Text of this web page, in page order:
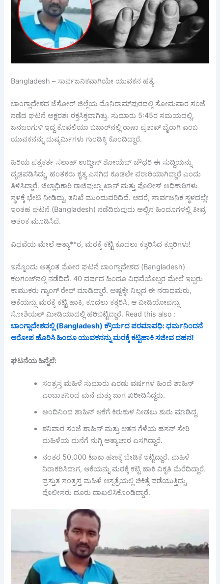
Bangladesh – ಸಾರ್ವಜನಿಕವಾಗಿಯೇ ಯುವಕನ ಹತ್ಯೆ
ಬಾಂಗ್ಲಾದೇಶದ ಜೆಸೋರ್ ಜಿಲ್ಲೆಯ ಮೊನಿರಾಮ್‌ಪುರದಲ್ಲಿ ಸೋಮವಾರ ಸಂಜೆ
ನಡೆದ ಘಟನೆ ಅಕ್ಷರಶಃ ರಕ್ತಸಿಕ್ತವಾಗಿತ್ತು. ಸುಮಾರು 5:45ರ ಸಮಯದಲ್ಲಿ,
ಜನಜಂಗುಳಿ ಇದ್ದ ಕೊಪಲಿಯಾ ಬಜಾರ್‌ನಲ್ಲಿ ರಾಣಾ ಪ್ರತಾಪ್ ಬೈರಾಗಿ ಎಂಬ
ಯುವಕನನ್ನು ದುಷ್ಕರ್ಮಿಗಳು ಗುಂಡಿಕ್ಕಿ ಕೊಂದಿದ್ದಾರೆ.
ಹಿರಿಯ ಪತ್ರಕರ್ತ ಸಲಾಹ್ ಉದ್ದೀನ್ ಶೋಯೆಬ್ ಚೌಧರಿ ಈ ಸುದ್ದಿಯನ್ನು
ದೃಢಪಡಿಸಿದ್ದು, ಹಂತಕರು ಕೃತ್ಯ ಎಸಗಿದ ಕೂಡಲೇ ಪರಾರಿಯಾಗಿದ್ದಾರೆ ಎಂದು
ತಿಳಿಸಿದ್ದಾರೆ. ಜಿಲ್ಲಾಧಿಕಾರಿ ರಾಜಿವುಲ್ಲಾ ಖಾನ್ ಮತ್ತು ಪೊಲೀಸ್ ಅಧಿಕಾರಿಗಳು
ಸ್ಥಳಕ್ಕೆ ಭೇಟಿ ನೀಡಿದ್ದು, ತನಿಖೆ ಮುಂದುವರಿದಿದೆ. ಆದರೆ, ಸಾರ್ವಜನಿಕ ಸ್ಥಳದಲ್ಲೇ
ಇಂತಹ ಘಟನೆ (Bangladesh) ನಡೆದಿರುವುದು ಅಲ್ಲಿನ ಹಿಂದೂಗಳಲ್ಲಿ ತೀವ್ರ
ಆತಂಕ ಮೂಡಿಸಿದೆ.
ವಿಧವೆಯ ಮೇಲೆ ಅತ್ಯಾ**ರ, ಮರಕ್ಕೆ ಕಟ್ಟಿ ಕೂದಲು ಕತ್ತರಿಸಿದ ಕ್ರೂರಿಗಳು!
ಇನ್ನೊಂದು ಅತ್ಯಂತ ಘೋರ ಘಟನೆ ಬಾಂಗ್ಲಾದೇಶದ (Bangladesh)
ಕಲಗಂಜ್‌ನಲ್ಲಿ ನಡೆದಿದೆ. 40 ವರ್ಷದ ಹಿಂದೂ ವಿಧವೆಯೊಬ್ಬರ ಮೇಲೆ ಇಬ್ಬರು
ಕಾಮುಕರು ಗ್ಯಾಂಗ್ ರೇಪ್ ಮಾಡಿದ್ದಾರೆ. ಅಷ್ಟಕ್ಕೇ ನಿಲ್ಲದ ಈ ನರಾಧಮರು,
ಆಕೆಯನ್ನು ಮರಕ್ಕೆ ಕಟ್ಟಿ ಹಾಕಿ, ಕೂದಲು ಕತ್ತರಿಸಿ, ಆ ವೀಡಿಯೋವನ್ನು
ಸೋಶಿಯಲ್ ಮೀಡಿಯಾದಲ್ಲಿ ಹರಿಬಿಟ್ಟಿದ್ದಾರೆ. Read this also :
ಬಾಂಗ್ಲಾದೇಶದಲ್ಲಿ (Bangladesh) ಕ್ರೌರ್ಯದ ಪರಮಾವಧಿ: ಧರ್ಮನಿಂದನೆ
ಆರೋಪ ಹೊರಿಸಿ ಹಿಂದೂ ಯುವಕನನ್ನು ಮರಕ್ಕೆ ಕಟ್ಟಿಹಾಕಿ ಸಜೀವ ದಹನ!
ಘಟನೆಯಹಿನ್ನೆಲೆ:
ಸಂತ್ರಸ್ತ ಮಹಿಳೆ ಸುಮಾರು ಎರಡು ವರ್ಷಗಳ ಹಿಂದೆ ಶಾಹಿನ್
ಎಂಬಾತನಿಂದ ಮನೆ ಮತ್ತು ಜಾಗ ಖರೀದಿಸಿದ್ದರು.
ಅಂದಿನಿಂದ ಶಾಹಿನ್ ಆಕೆಗೆ ಕಿರುಕುಳ ನೀಡಲು ಶುರು ಮಾಡಿದ್ದ.
ಶನಿವಾರ ಸಂಜೆ ಶಾಹಿನ್ ಮತ್ತು ಆತನ ಗೆಳೆಯ ಹಸನ್ ಸೇರಿ
ಮಹಿಳೆಯ ಮನೆಗೆ ನುಗ್ಗಿ ಅತ್ಯಾಚಾರ ಎಸಗಿದ್ದಾರೆ.
ನಂತರ 50,000 ಟಾಕಾ ಹಣಕ್ಕೆ ಬೇಡಿಕೆ ಇಟ್ಟಿದ್ದಾರೆ. ಮಹಿಳೆ
ನಿರಾಕರಿಸಿದಾಗ, ಆಕೆಯನ್ನು ಮರಕ್ಕೆ ಕಟ್ಟಿ ಹಾಕಿ ವಿಕೃತಿ ಮೆರೆದಿದ್ದಾರೆ.
ಪ್ರಸ್ತುತ ಸಂತ್ರಸ್ತ ಮಹಿಳೆ ಆಸ್ಪತ್ರೆಯಲ್ಲಿ ಚಿಕಿತ್ಸೆ ಪಡೆಯುತ್ತಿದ್ದು,
ಪೊಲೀಸರು ದೂರು ದಾಖಲಿಸಿಕೊಂಡಿದ್ದಾರೆ.